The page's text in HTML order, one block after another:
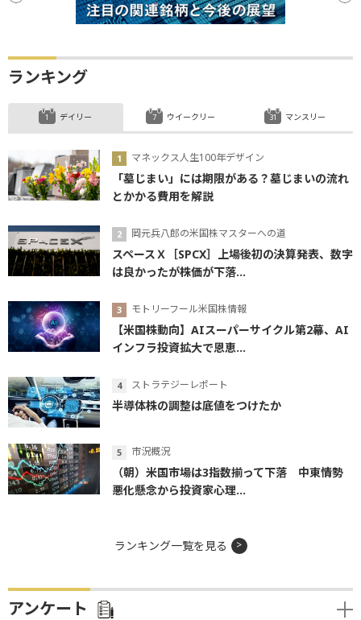
ランキング
デイリー
マネックス人生100年デザイン
「墓じまい」には期限がある？墓じまいの流れ
とかかる費用を解説
岡元兵八郎の米国株マスターへの道
スペースＸ［SPCX］上場後初の決算発表、数字
は良かったが株価が下落...
モトリーフール米国株情報
【米国株動向】AIスーパーサイクル第2幕、AI
インフラ投資拡大で恩恵...
ストラテジーレポート
半導体株の調整は底値をつけたか
市況概況
（朝）米国市場は3指数揃って下落 中東情勢
悪化懸念から投資家心理...
ウイークリー マンスリー
ランキング一覧を見る
アンケート